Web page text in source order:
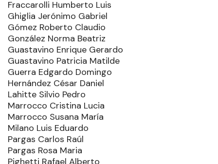
Fraccarolli Humberto Luis
Ghiglia Jerónimo Gabriel
Gómez Roberto Claudio
González Norma Beatriz
Guastavino Enrique Gerardo
Guastavino Patricia Matilde
Guerra Edgardo Domingo
Hernández César Daniel
Lahitte Silvio Pedro
Marrocco Cristina Lucia
Marrocco Susana María
Milano Luis Eduardo
Pargas Carlos Raúl
Pargas Rosa Maria
Pighetti Rafael Alberto